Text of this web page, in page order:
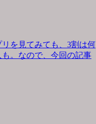
を見てみても、3割は何
。なので、今回の記事